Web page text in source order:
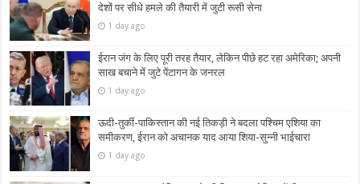
देशों पर सीधे हमले की तैयारी में जुटी रूसी सेना
1 day ago
ईरान जंग के लिए पूरी तरह तैयार, लेकिन पीछे हट रहा अमेरिका; अपनी
साख बचाने में जुटे पेंटागन के जनरल
1 day ago
ऊदी-तुर्की-पाकिस्तान की नई तिकड़ी ने बदला पश्चिम एशिया का
समीकरण, ईरान को अचानक याद आया शिया-सुन्नी भाईचारा
1 day ago